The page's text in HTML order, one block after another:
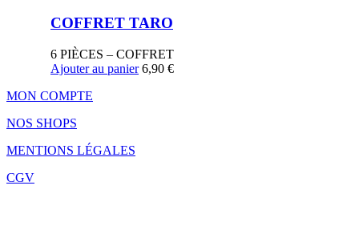
COFFRET TARO
6 PIÈCES – COFFRET
Ajouter au panier 6,90 €
MON COMPTE
NOS SHOPS
MENTIONS LÉGALES
CGV